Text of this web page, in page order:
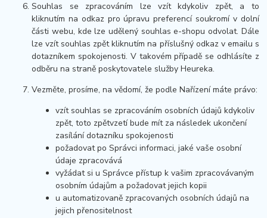
Souhlas se zpracováním lze vzít kdykoliv zpět, a to
kliknutím na odkaz pro úpravu preferencí soukromí v dolní
části webu, kde lze udělený souhlas e-shopu odvolat. Dále
lze vzít souhlas zpět kliknutím na příslušný odkaz v emailu s
dotazníkem spokojenosti. V takovém případě se odhlásíte z
odběru na straně poskytovatele služby Heureka.
Vezměte, prosíme, na vědomí, že podle Nařízení máte právo:
vzít souhlas se zpracováním osobních údajů kdykoliv
zpět, toto zpětvzetí bude mít za následek ukončení
zasílání dotazníku spokojenosti
požadovat po Správci informaci, jaké vaše osobní
údaje zpracovává
vyžádat si u Správce přístup k vašim zpracovávaným
osobním údajům a požadovat jejich kopii
u automatizovaně zpracovaných osobních údajů na
jejich přenositelnost